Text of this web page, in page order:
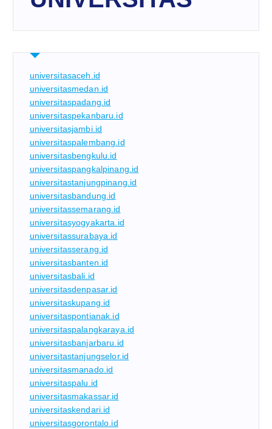
universitasaceh.id
universitasmedan.id
universitaspadang.id
universitaspekanbaru.id
universitasjambi.id
universitaspalembang.id
universitasbengkulu.id
universitaspangkalpinang.id
universitastanjungpinang.id
universitasbandung.id
universitassemarang.id
universitasyogyakarta.id
universitassurabaya.id
universitasserang.id
universitasbanten.id
universitasbali.id
universitasdenpasar.id
universitaskupang.id
universitaspontianak.id
universitaspalangkaraya.id
universitasbanjarbaru.id
universitastanjungselor.id
universitasmanado.id
universitaspalu.id
universitasmakassar.id
universitaskendari.id
universitasgorontalo.id